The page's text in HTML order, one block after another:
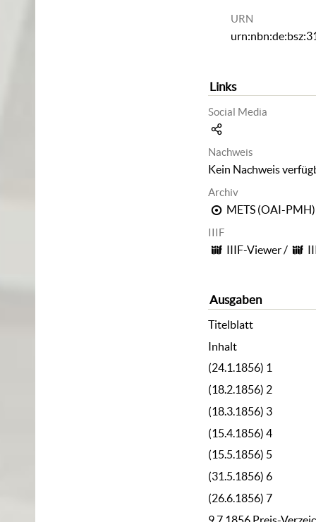
URN
Links
Social Media
Nachweis
Kein Nachweis
Archiv
METS (OAI-PMH)
IIIF
IIIF-Viewer/
Ausgaben
Titelblatt
Inhalt
(24.1.1856) 1
(18.2.1856) 2
(18.3.1856) 3
(15.4.1856) 4
(15.5.1856) 5
(31.5.1856) 6
(26.6.1856) 7